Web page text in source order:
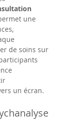
une
de soins sur
un écran.